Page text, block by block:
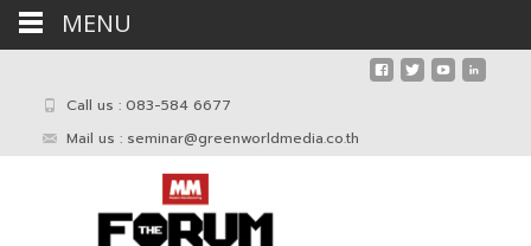
Call us : 083-584 6677
Mail us : seminar@greenworldmedia.co.th
MENU